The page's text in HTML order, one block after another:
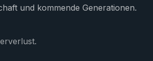
und kommende Generationen.